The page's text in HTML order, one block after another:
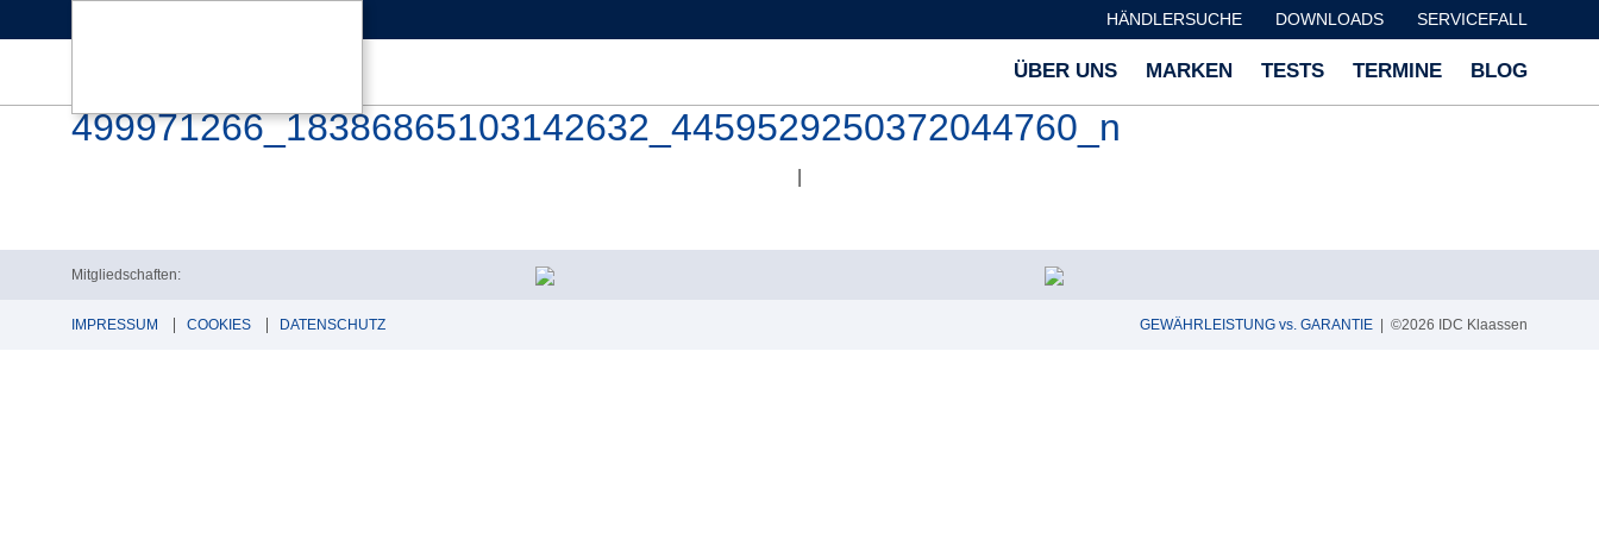
HÄNDLERSUCHE DOWNLOADS SERVICEFALL
ÜBER UNS MARKEN TESTS TERMINE BLOG
499971266_18386865103142632_4459529250372044760_n
Mitgliedschaften:
IMPRESSUM COOKIES DATENSCHUTZ GEWÄHRLEISTUNG vs. GARANTIE | ©2026 IDC Klaassen